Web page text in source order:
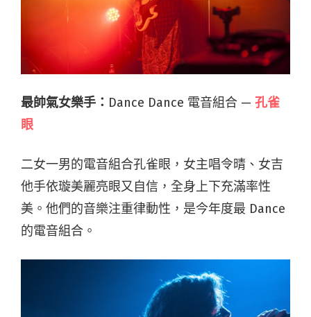
最帥氣女樂手： Dance Dance 電音組合 — 孔雀
眼
二女一男的電音組合孔雀眼，女主唱令晴、女吉
他手依璇美麗亮眼又自信，全身上下充滿率性
美。他們的音樂注重律動性，是今年度最 Dance
的電音組合。